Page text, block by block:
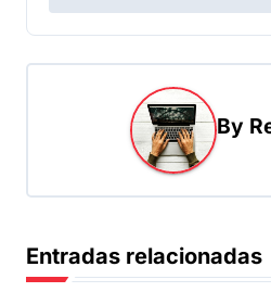
a
c
e
By
Entradas relacionadas